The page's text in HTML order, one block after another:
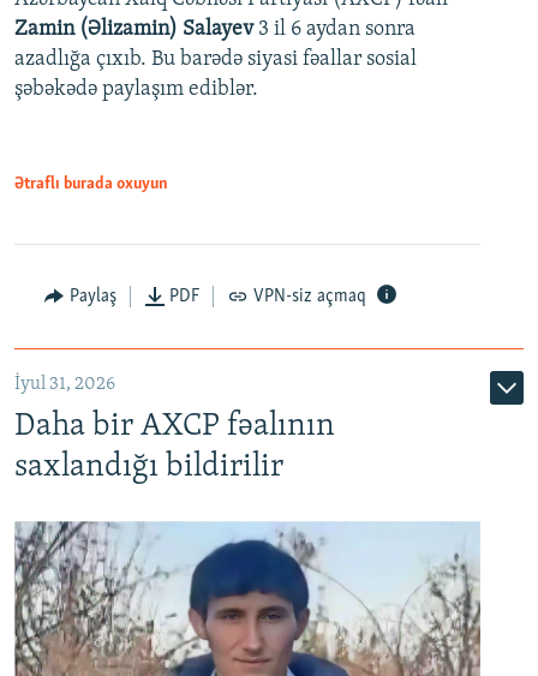
Zamin (Əlizamin) Salayev 3 il 6 aydan sonra
azadlığa çıxıb. Bu barədə siyasi fəallar sosial
şəbəkədə paylaşım ediblər.
Ətraflı burada oxuyun
Paylaş PDF VPN-siz açmaq
İyul 31, 2026
Daha bir AXCP fəalının
saxlandığı bildirilir